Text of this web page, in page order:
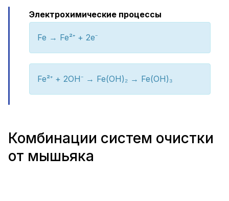
Электрохимические процессы
Fe → Fe²⁺ + 2e⁻
Fe²⁺ + 2OH⁻ → Fe(OH)₂ → Fe(OH)₃
Комбинации систем очистки
от мышьяка